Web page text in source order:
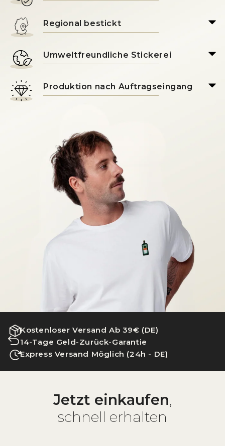
Regional bestickt
Umweltfreundliche Stickerei
Produktion nach Auftragseingang
Kostenloser Versand Ab 39€ (DE)
14-Tage Geld-Zurück-Garantie
Express Versand Möglich (24h - DE)
Jetzt einkaufen,
schnell erhalten